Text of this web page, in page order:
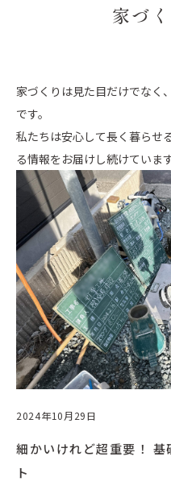
家づ
家づくりは見た目だけでなく
です。
私たちは安心して長く暮らせ
る情報をお届けし続けています
2024年10月29日
細かいけれど超重要！
ト